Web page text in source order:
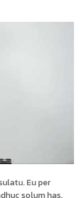
Eu per
solum has.